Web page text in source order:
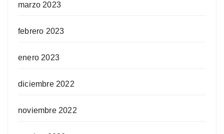
marzo 2023
febrero 2023
enero 2023
diciembre 2022
noviembre 2022